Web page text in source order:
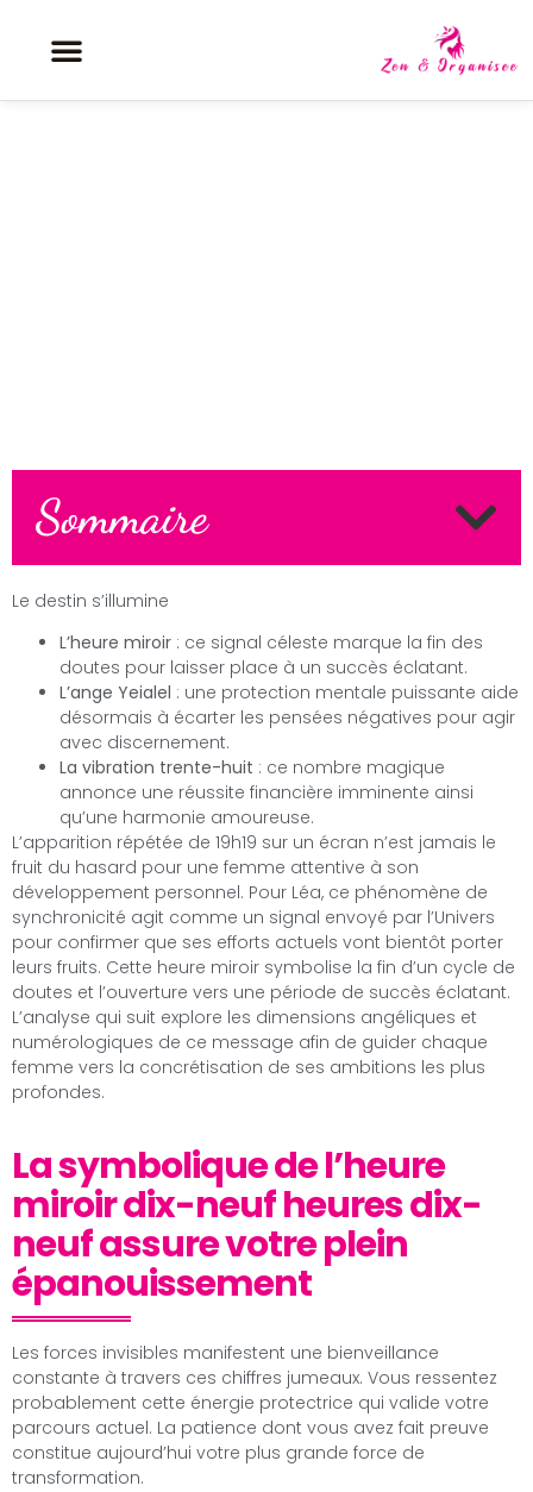
Sommaire
Le destin s’illumine
L’heure miroir : ce signal céleste marque la fin des
doutes pour laisser place à un succès éclatant.
L’ange Yeialel : une protection mentale puissante aide
désormais à écarter les pensées négatives pour agir
avec discernement.
La vibration trente-huit : ce nombre magique
annonce une réussite financière imminente ainsi
qu’une harmonie amoureuse.
L’apparition répétée de 19h19 sur un écran n’est jamais le
fruit du hasard pour une femme attentive à son
développement personnel. Pour Léa, ce phénomène de
synchronicité agit comme un signal envoyé par l’Univers
pour confirmer que ses efforts actuels vont bientôt porter
leurs fruits. Cette heure miroir symbolise la fin d’un cycle de
doutes et l’ouverture vers une période de succès éclatant.
L’analyse qui suit explore les dimensions angéliques et
numérologiques de ce message afin de guider chaque
femme vers la concrétisation de ses ambitions les plus
profondes.
La symbolique de l’heure
miroir dix-neuf heures dix-
neuf assure votre plein
épanouissement
Les forces invisibles manifestent une bienveillance
constante à travers ces chiffres jumeaux. Vous ressentez
probablement cette énergie protectrice qui valide votre
parcours actuel. La patience dont vous avez fait preuve
constitue aujourd’hui votre plus grande force de
transformation.